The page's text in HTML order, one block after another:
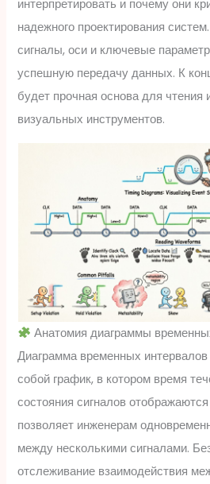
интерпретировать и почему они
надежного проектирования
сигналы, оси и ключевые
успешную передачу данных. К
будет прочная основа для чтения
визуальных инструментов.
Анатомия диаграммы
Диаграмма временных
собой график, в котором время
состояния сигналов
позволяет инженерам
между несколькими сигналами.
отслеживание взаимодействия